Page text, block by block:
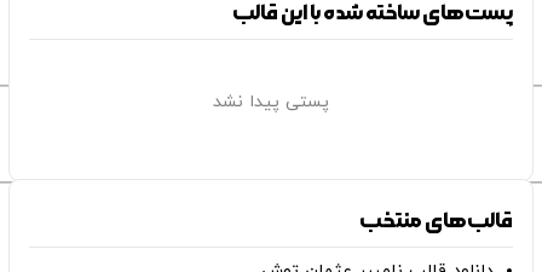
پست‌های ساخته شده با این قالب
پستی پیدا نشد
قالب‌های منتخب